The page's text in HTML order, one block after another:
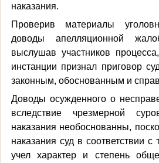
наказания.
Проверив материалы
доводы апелляционной
выслушав участников
инстанции признал приговор
законным, обоснованным и
Доводы осужденного о
вследствие чрезмерной
наказания необоснованны,
наказания суд в соответствии с
учел характер и степень